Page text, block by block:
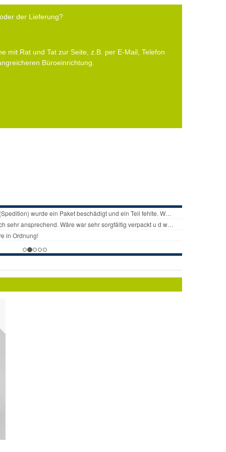
der Lieferung?
mit Rat und Tat zur Seite, z.B. per E-Mail, Telefon
Büroeinrichtung.